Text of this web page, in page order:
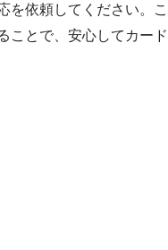
を依頼してください。こ
ことで、安心してカード